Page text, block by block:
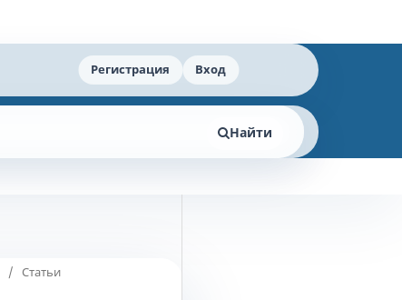
Регистрация Вход
Найти
/ Статьи